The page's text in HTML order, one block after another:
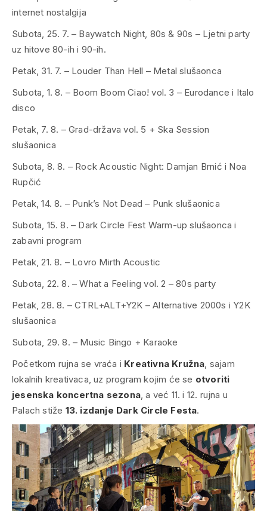
internet nostalgija
Subota, 25. 7. – Baywatch Night, 80s & 90s – Ljetni party
uz hitove 80-ih i 90-ih.
Petak, 31. 7. – Louder Than Hell – Metal slušaonca
Subota, 1. 8. – Boom Boom Ciao! vol. 3 – Eurodance i Italo
disco
Petak, 7. 8. – Grad-država vol. 5 + Ska Session
slušaonica
Subota, 8. 8. – Rock Acoustic Night: Damjan Brnić i Noa
Rupčić
Petak, 14. 8. – Punk’s Not Dead – Punk slušaonica
Subota, 15. 8. – Dark Circle Fest Warm-up slušaonca i
zabavni program
Petak, 21. 8. – Lovro Mirth Acoustic
Subota, 22. 8. – What a Feeling vol. 2 – 80s party
Petak, 28. 8. – CTRL+ALT+Y2K – Alternative 2000s i Y2K
slušaonica
Subota, 29. 8. – Music Bingo + Karaoke
Početkom rujna se vraća i Kreativna Kružna, sajam
lokalnih kreativaca, uz program kojim će se otvoriti
jesenska koncertna sezona, a već 11. i 12. rujna u
Palach stiže 13. izdanje Dark Circle Festa.